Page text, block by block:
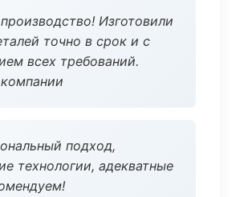
Изготовили
точно в срок и с
всех требований.
подход,
технологии, адекватные